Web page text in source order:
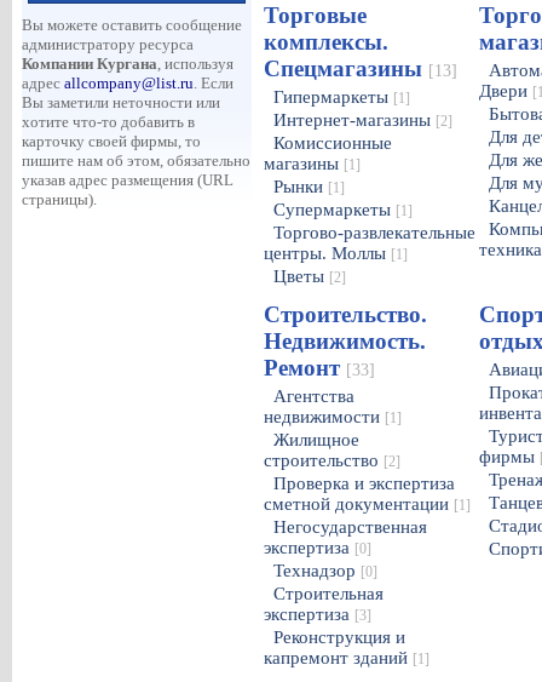
Вы можете оставить сообщение
администратору ресурса
Компании Кургана, используя
адрес allcompany@list.ru. Если
Вы заметили неточности или
хотите что-то добавить в
карточку своей фирмы, то
пишите нам об этом, обязательно
указав адрес размещения (URL
страницы).
Торговые
комплексы.
Спецмагазины [13]
Гипермаркеты [1]
Интернет-магазины [2]
Комиссионные
магазины [1]
Рынки [1]
Супермаркеты [1]
Торгово-развлекательные
центры. Моллы [1]
Цветы [2]
Двери
Для
Для
Для
Строительство.
Недвижимость.
Ремонт [33]
Агентства
недвижимости [1]
Жилищное
строительство [2]
Проверка и экспертиза
сметной документации [1]
Негосударственная
экспертиза [0]
Технадзор [0]
Строительная
экспертиза [3]
Реконструкция и
капремонт зданий [1]
фирмы